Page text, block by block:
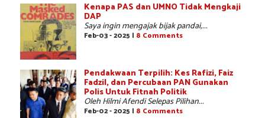
Kenapa PAS dan UMNO Tidak Mengkaji
DAP
Saya ingin mengajak bijak pandai,...
Feb-03 - 2025 | 8 Comments
Pendakwaan Terpilih: Kes Rafizi, Faiz
Fadzil, dan Percubaan PAN Gunakan
Polis Untuk Fitnah Politik
Oleh Hilmi Afendi Selepas Pilihan...
Feb-02 - 2025 | 8 Comments